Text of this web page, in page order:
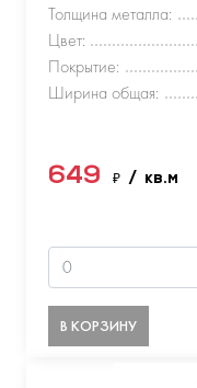
Толщина металла:
Цвет:
Покрытие:
Ширина общая:
649 ₽ / кв.м
В КОРЗИНУ